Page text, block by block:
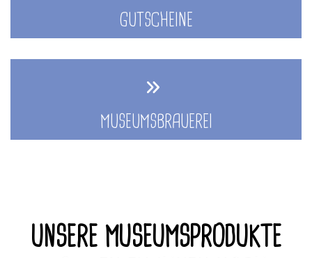
GUTSCHEINE
MUSEUMSBRAUEREI
UNSERE MUSEUMSPRODUKTE